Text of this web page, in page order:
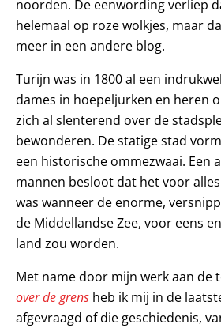
noorden. De eenwording verliep
helemaal op roze wolkjes, maar
meer in een andere blog.
Turijn was in 1800 al een
dames in hoepeljurken en heren
zich al slenterend over de
bewonderen. De statige stad
een historische ommezwaai. Een
mannen besloot dat het voor
was wanneer de enorme,
de Middellandse Zee, voor eens
land zou worden.
Met name door mijn werk aan de
over de grens heb ik mij in de
afgevraagd of die geschiedenis,